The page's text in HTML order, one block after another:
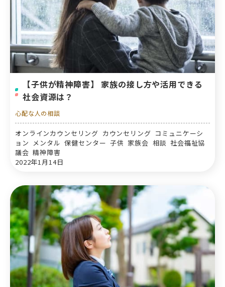
【子供が精神障害】 家族の接し方や活用できる
社会資源は？
心配な人の相談
オンラインカウンセリング カウンセリング コミュニケーシ
ョン メンタル 保健センター 子供 家族会 相談 社会福祉協
議会 精神障害
2022年1月14日